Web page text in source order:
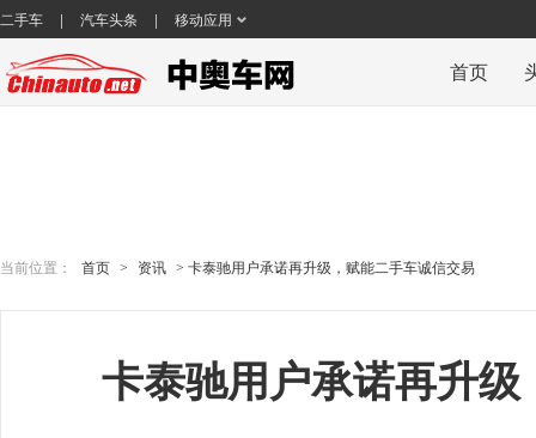
二手车 | 汽车头条 | 移动应用
首页
当前位置： 首页 > 资讯 > 卡泰驰用户承诺再升级，赋能二手车诚信交易
卡泰驰用户承诺再升